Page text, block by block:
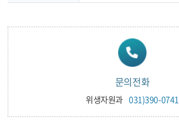
문의전화
위생자원과 031)390-0741